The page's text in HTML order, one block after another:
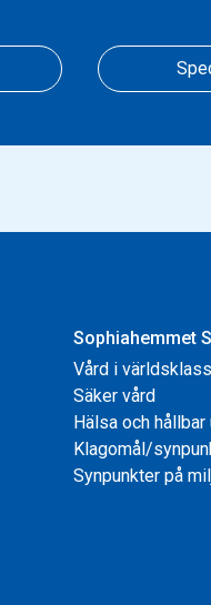
Sophiahemmet
Vård i världsklass
Säker vård
Hälsa och
Klagomål/
Synpunkter på